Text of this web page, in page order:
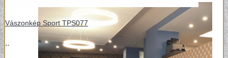
Vászonkép Sport TPS077
..